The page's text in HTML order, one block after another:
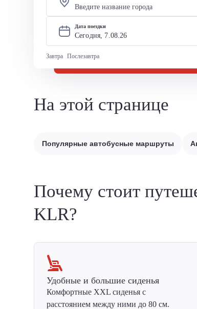
Дата поездки
Сегодня, 7.08.26
Завтра Послезавтра
На этой странице
Популярные автобусные маршруты
Почему стоит
KLR?
Удобные и большие сиденья
Комфортные XXL сиденья с
расстоянием между ними до 80 см.